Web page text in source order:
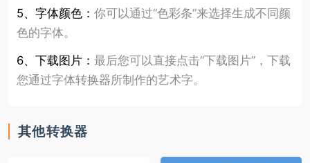
5、字体颜色： 你可以通过“色彩条”来选择生成不同颜
色的字体。
6、下载图片： 最后您可以直接点击“下载图片”，下载
您通过字体转换器所制作的艺术字。
其他转换器